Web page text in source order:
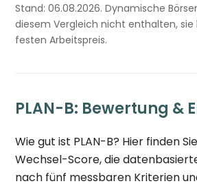
Stand: 06.08.2026. Dynamische
diesem Vergleich nicht enthalten, sie
festen Arbeitspreis.
PLAN-B: Bewertung &
Wie gut ist PLAN-B? Hier finden
Wechsel-Score, die
nach fünf messbaren Kriterien